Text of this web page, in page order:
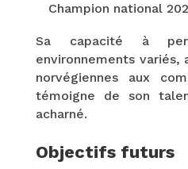
Champion national
Sa capacité à
environnements variés,
norvégiennes aux
témoigne de son
acharné.
Objectifs futurs